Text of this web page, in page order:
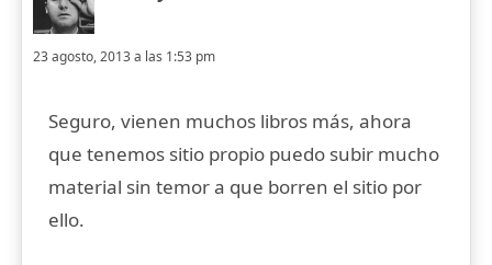
23 agosto, 2013 a las 1:53 pm
Seguro, vienen muchos libros más, ahora
que tenemos sitio propio puedo subir mucho
material sin temor a que borren el sitio por
ello.